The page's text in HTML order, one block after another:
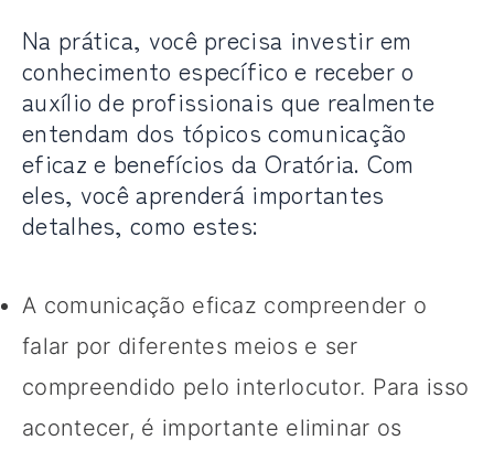
Na prática, você precisa investir em
conhecimento específico e receber o
auxílio de profissionais que realmente
entendam dos tópicos comunicação
eficaz e benefícios da Oratória. Com
eles, você aprenderá importantes
detalhes, como estes:
A comunicação eficaz compreender o
falar por diferentes meios e ser
compreendido pelo interlocutor. Para isso
acontecer, é importante eliminar os